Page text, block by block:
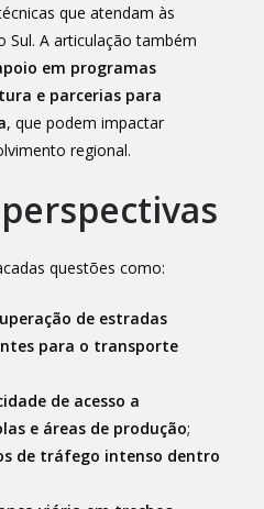
que atendam às
Sul. A articulação também
em programas
e parcerias para
, que podem impactar
regional.
questões como:
de estradas
para o transporte
de acesso a
e áreas de produção;
de tráfego intenso dentro